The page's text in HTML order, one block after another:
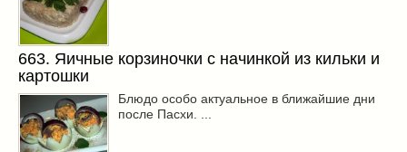
663. Яичные корзиночки с начинкой из кильки и
картошки
Блюдо особо актуальное в ближайшие дни
после Пасхи. ...